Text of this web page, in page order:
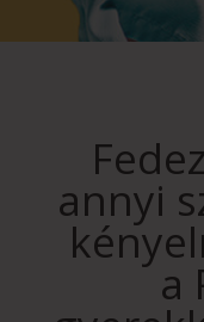
annyi
a